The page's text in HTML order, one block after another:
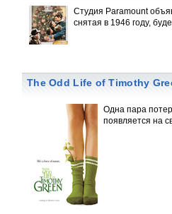
Студия Paramount
снятая в 1946 году,
The Odd Life of Timothy
Одна пара
появляется на